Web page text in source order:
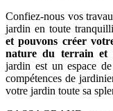
Confiez-nous vos
jardin en toute
et pouvons créer
nature du terrain et
jardin est un espace
compétences de
votre jardin toute sa